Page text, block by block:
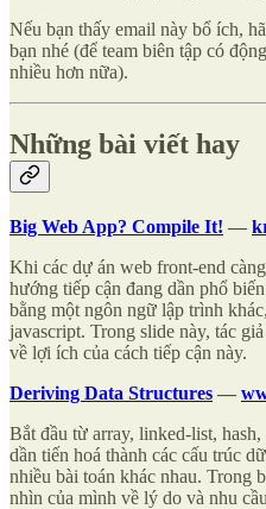
Nếu bạn thấy email này bổ ích,
bạn nhé (để team biên tập có
nhiều hơn nữa).
Những bài viết hay
Big Web App? Compile It! —
Khi các dự án web front-end
hướng tiếp cận đang dần phổ
bằng một ngôn ngữ lập trình
javascript. Trong slide này, tác
về lợi ích của cách tiếp cận này.
Deriving Data Structures —
Bắt đầu từ array, linked-list,
dần tiến hoá thành các cấu trúc
nhiều bài toán khác nhau. Trong
nhìn của mình về lý do và nhu